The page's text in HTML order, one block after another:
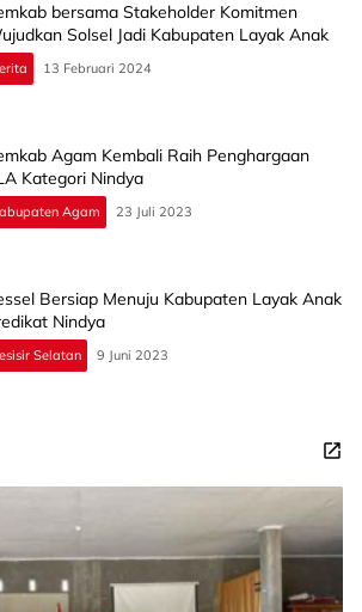
bersama Stakeholder Komitmen
Solsel Jadi Kabupaten Layak Anak
13 Februari 2024
Agam Kembali Raih Penghargaan
Kategori Nindya
Agam 23 Juli 2023
Bersiap Menuju Kabupaten Layak Anak
Nindya
Selatan 9 Juni 2023